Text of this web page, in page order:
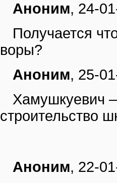
Аноним, 24-
Получается
воры?
Аноним, 25-
Хамушкуевич
строительство
Аноним, 22-